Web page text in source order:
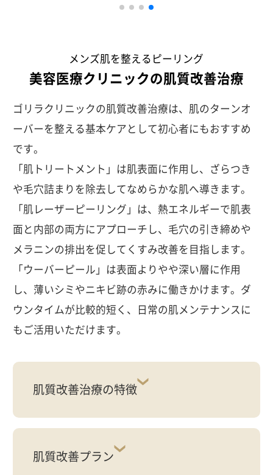
メンズ肌を整えるピーリング
美容医療クリニックの肌質改善治療
ゴリラクリニックの肌質改善治療は、肌のターンオ
ーバーを整える基本ケアとして初心者にもおすすめ
です。
「肌トリートメント」は肌表面に作用し、ざらつき
や毛穴詰まりを除去してなめらかな肌へ導きます。
「肌レーザーピーリング」は、熱エネルギーで肌表
面と内部の両方にアプローチし、毛穴の引き締めや
メラニンの排出を促してくすみ改善を目指します。
「ウーバーピール」は表面よりやや深い層に作用
し、薄いシミやニキビ跡の赤みに働きかけます。ダ
ウンタイムが比較的短く、日常の肌メンテナンスに
もご活用いただけます。
肌質改善治療の特徴
肌質改善プラン